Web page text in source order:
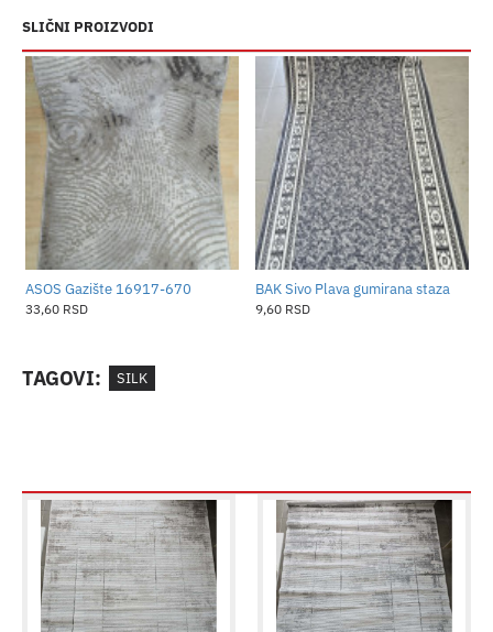
SLIČNI PROIZVODI
ASOS Gazište 16917-670
33,60 RSD
BAK Sivo Plava gumirana staza
9,60 RSD
TAGOVI: SILK